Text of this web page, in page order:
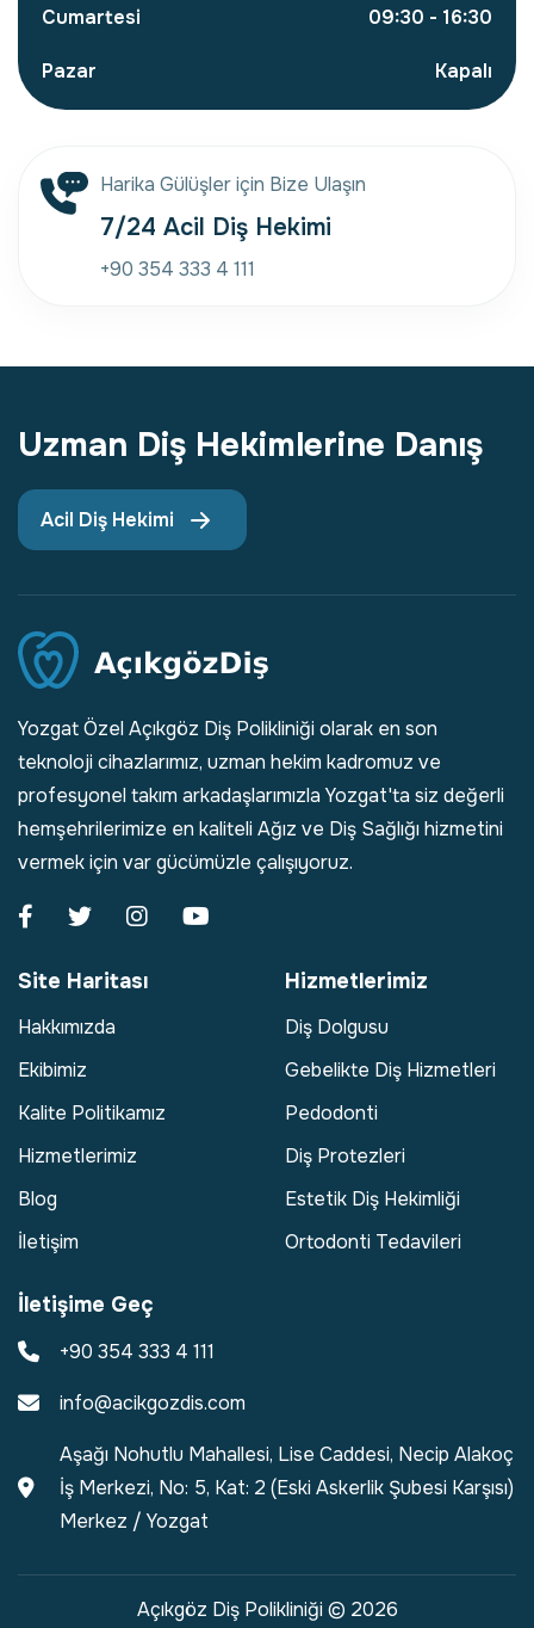
Cumartesi 09:30 - 16:30
Pazar Kapalı
Harika Gülüşler için Bize Ulaşın
7/24 Acil Diş Hekimi
+90 354 333 4 111
Uzman Diş Hekimlerine Danış
Acil Diş Hekimi
Yozgat Özel Açıkgöz Diş Polikliniği olarak en son
teknoloji cihazlarımız, uzman hekim kadromuz ve
profesyonel takım arkadaşlarımızla Yozgat'ta siz değerli
hemşehrilerimize en kaliteli Ağız ve Diş Sağlığı hizmetini
vermek için var gücümüzle çalışıyoruz.
Site Haritası
Hakkımızda
Ekibimiz
Kalite Politikamız
Hizmetlerimiz
Blog
İletişim
Hizmetlerimiz
Diş Dolgusu
Gebelikte Diş Hizmetleri
Pedodonti
Diş Protezleri
Estetik Diş Hekimliği
Ortodonti Tedavileri
İletişime Geç
+90 354 333 4 111
info@acikgozdis.com
Aşağı Nohutlu Mahallesi, Lise Caddesi, Necip Alakoç
İş Merkezi, No: 5, Kat: 2 (Eski Askerlik Şubesi Karşısı)
Merkez / Yozgat
Açıkgöz Diş Polikliniği © 2026